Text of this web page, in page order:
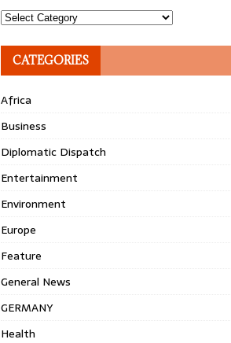
Topics
CATEGORIES
Africa
Business
Diplomatic Dispatch
Entertainment
Environment
Europe
Feature
General News
GERMANY
Health